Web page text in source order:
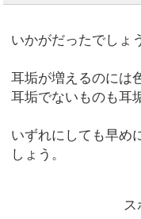
いかがだったでしょ
耳垢が増えるのには
耳垢でないものも耳
いずれにしても早め
しょう。